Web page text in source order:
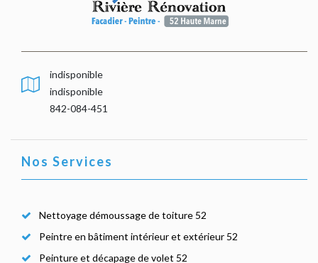
indisponible
indisponible
842-084-451
Nos Services
Nettoyage démoussage de toiture 52
Peintre en bâtiment intérieur et extérieur 52
Peinture et décapage de volet 52